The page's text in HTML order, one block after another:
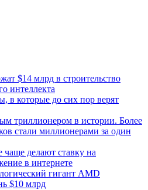
$14 млрд в строительство
интеллекта
в которые до сих пор верят
триллионером в истории. Более
стали миллионерами за один
делают ставку на
в интернете
гигант AMD
$10 млрд